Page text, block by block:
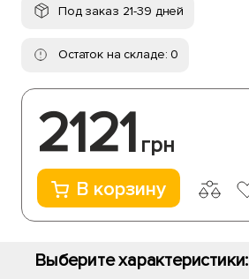
Под заказ 21-39 дней
Остаток на складе: 0
2121 грн
В корзину
Выберите характеристики: